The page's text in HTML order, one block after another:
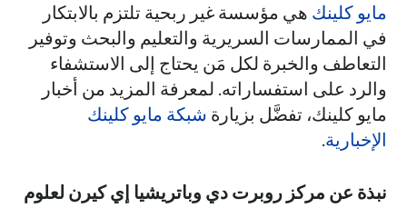
مايو كلينك هي مؤسسة غير ربحية تلتزم بالابتكار
في الممارسات السريرية والتعليم والبحث وتوفير
التعاطف والخبرة لكل مَن يحتاج إلى الاستشفاء
والرد على استفساراته. لمعرفة المزيد من أخبار
مايو كلينك، تفضَّل بزيارة شبكة مايو كلينك
الإخبارية.
نبذة عن مركز روبرت دي وباتريشيا إي كيرن لعلوم